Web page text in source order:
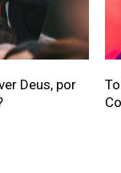
Deus, por